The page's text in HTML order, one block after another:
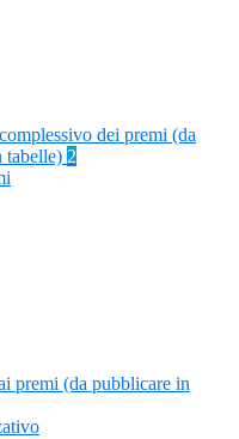
dei premi (da
tabelle) 2
premi (da pubblicare in